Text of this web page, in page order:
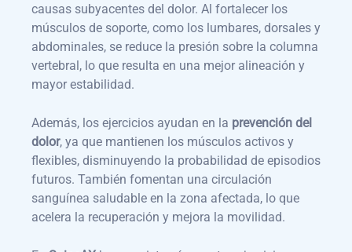
causas subyacentes del dolor. Al fortalecer los
músculos de soporte, como los lumbares, dorsales y
abdominales, se reduce la presión sobre la columna
vertebral, lo que resulta en una mejor alineación y
mayor estabilidad.
Además, los ejercicios ayudan en la prevención del
dolor, ya que mantienen los músculos activos y
flexibles, disminuyendo la probabilidad de episodios
futuros. También fomentan una circulación
sanguínea saludable en la zona afectada, lo que
acelera la recuperación y mejora la movilidad.